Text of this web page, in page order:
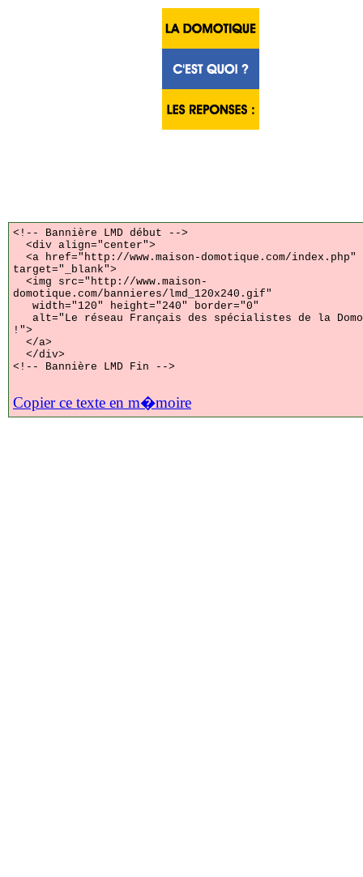
<!-- Bannière LMD début -->
<div align="center">
<a href="http://www.maison-domotique.com/index.php"
target="_blank">
<img src="http://www.maison-
domotique.com/bannieres/lmd_120x240.gif"
width="120" height="240" border="0"
alt="Le réseau Français des spécialistes de la
!">
</a>
</div>
<!-- Bannière LMD Fin -->
Copier ce texte en m�moire